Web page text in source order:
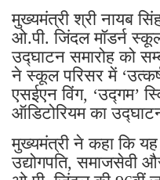
मुख्यमंत्री श्री नायब
ओ.पी. जिंदल मॉडर्न
उद्घाटन समारोह को
ने स्कूल परिसर में
एसईएन विंग, ‘उद्गम’
ऑडिटोरियम का
मुख्यमंत्री ने कहा कि यह
उद्योगपति, समाजसेवी और